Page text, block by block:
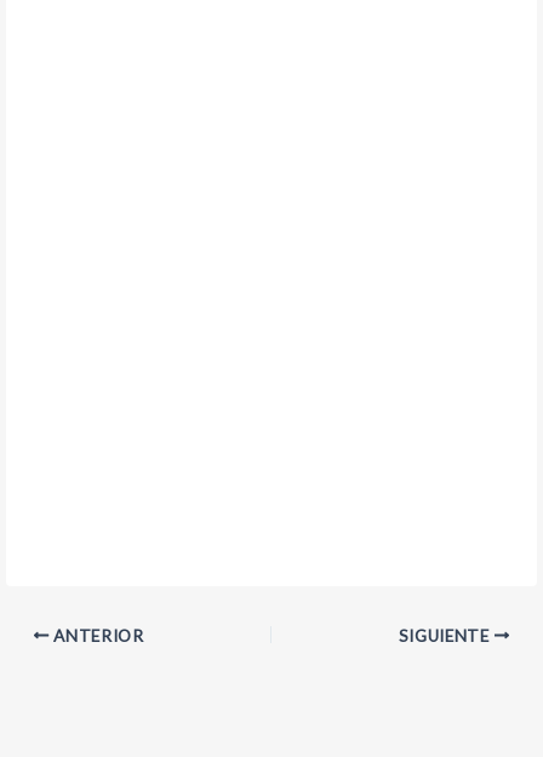
ANTERIOR SIGUIENTE